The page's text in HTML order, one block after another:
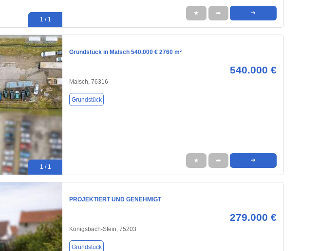
1 / 1
★ ➦ ➜
1 / 1
Grundstück in Malsch 540.000 € 2760 m²
540.000 €
Malsch, 76316
Grundstück
★ ➦ ➜
PROJEKTIERT UND GENEHMIGT
279.000 €
Königsbach-Stein, 75203
Grundstück